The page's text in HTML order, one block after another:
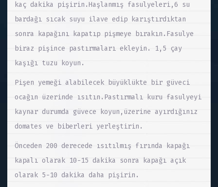
kaç dakika pişirin.Haşlanmış fasulyeleri,6 su
bardağı sıcak suyu ilave edip karıştırdıktan
sonra kapağını kapatıp pişmeye bırakın.Fasulye
biraz pişince pastırmaları ekleyin. 1,5 çay
kaşığı tuzu koyun.
Pişen yemeği alabilecek büyüklükte bir güveci
ocağın üzerinde ısıtın.Pastırmalı kuru fasulyeyi
kaynar durumda güvece koyun,üzerine ayırdığınız
domates ve biberleri yerleştirin.
Önceden 200 derecede ısıtılmış fırında kapağı
kapalı olarak 10-15 dakika sonra kapağı açık
olarak 5-10 dakika daha pişirin.